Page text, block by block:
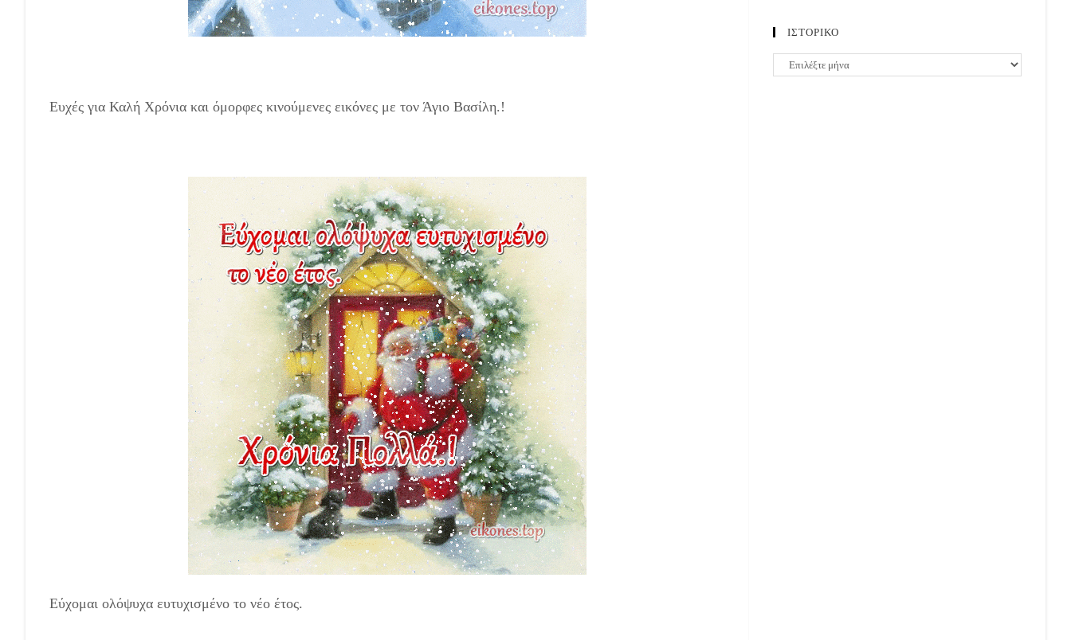
Ευχές για Καλή Χρόνια και όμορφες κινούμενες εικόνες με τον Άγιο Βασίλη.!
Εύχομαι ολόψυχα ευτυχισμένο το νέο έτος.
ΙΣΤΟΡΙΚΟ
ΙΣΤΟΡΙΚΟ